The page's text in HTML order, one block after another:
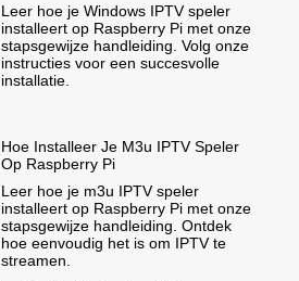
Leer hoe je Windows IPTV speler
installeert op Raspberry Pi met onze
stapsgewijze handleiding. Volg onze
instructies voor een succesvolle
installatie.
Hoe Installeer Je M3u IPTV Speler
Op Raspberry Pi
Leer hoe je m3u IPTV speler
installeert op Raspberry Pi met onze
stapsgewijze handleiding. Ontdek
hoe eenvoudig het is om IPTV te
streamen.